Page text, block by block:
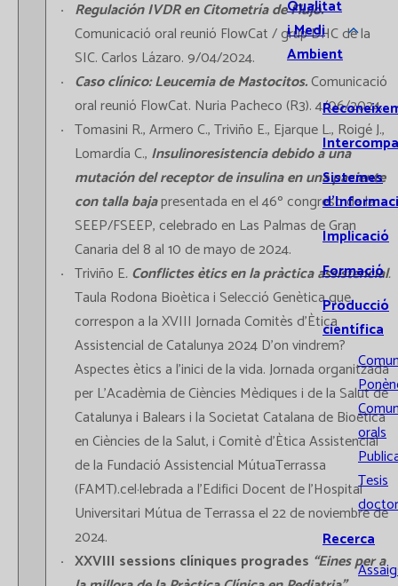
Qualitat
i Medi
Ambient
Sistemes
Implicació
Formació
Producció
científica
orals
Tesis
Recerca
Regulación IVDR en Citometría de Flujo.
Comunicació oral reunió FlowCat / grup DHC de la
SIC. Carlos Lázaro. 9/04/2024.
Caso clínico: Leucemia de Mastocitos.Comunicació
oral reunió FlowCat. Nuria Pacheco (R3). 4/06/2024.
Tomasini R., Armero C., Triviño E., Ejarque L., Roigé J.,
Lomardía C., Insulinoresistencia debido a una
mutación del receptor de insulina en una paciente
con talla bajapresentada en el 46º congreso de la
SEEP/FSEEP, celebrado en Las Palmas de Gran
Canaria del 8 al 10 de mayo de 2024.
Triviño E.Conflictes ètics en la pràctica assistencial.
Taula Rodona Bioètica i Selecció Genètica que
correspon a la XVIII Jornada Comitès d’Ètica
Assistencial de Catalunya 2024 D’on vindrem?
Aspectes ètics a l’inici de la vida. Jornada organitzada
per L’Acadèmia de Ciències Mèdiques i de la Salut de
Catalunya i Balears i la Societat Catalana de Bioètica
en Ciències de la Salut, i Comitè d’Ètica Assistencial
de la Fundació Assistencial MútuaTerrassa
(FAMT).cel·lebrada a l’Edifici Docent de l’Hospital
Universitari Mútua de Terrassa el 22 de noviembre de
2024.
XXVIII sessions clíniques progrades “Eines per a